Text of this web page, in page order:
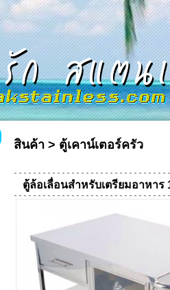
สินค้า > ตู้เคาน์เตอร์ครัว
ตู้ล้อเลื่อนสำหรับเตรียมอาหา